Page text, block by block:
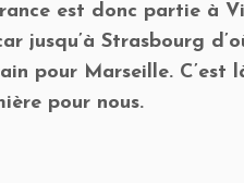
est donc partie à
jusqu’à Strasbourg
pour Marseille. C’est
pour nous.